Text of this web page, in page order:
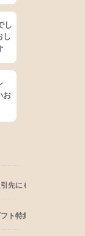
し
し
お
先にも
ト特集